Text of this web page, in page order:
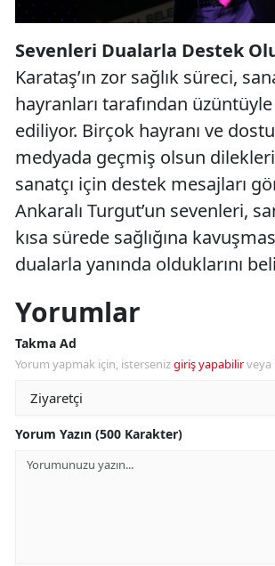
Sevenleri Dualarla Destek
Karataş’ın zor sağlık süreci,
hayranları tarafından
ediliyor. Birçok hayranı ve
medyada geçmiş olsun
sanatçı için destek mesajları
Ankaralı Turgut’un sevenleri,
kısa sürede sağlığına
dualarla yanında olduklarını
Yorumlar
Takma Ad
Yorum yapmak için, istersenizgiriş yapabilirveya
Yorum Yazın (500 Karakter)